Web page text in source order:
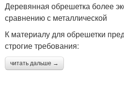
Деревянная обрешетка более
сравнению с металлической
К материалу для обрешетки
строгие требования:
читать дальше →